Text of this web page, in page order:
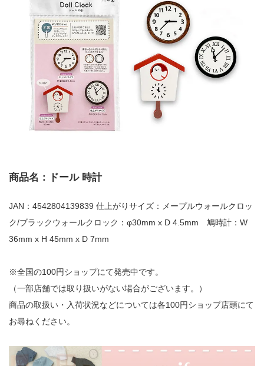
商品名：ドール 時計
JAN：4542804139839 仕上がりサイズ：メープルウォールクロッ
ク/ブラックウォールクロック：φ30mm x D 4.5mm 鳩時計：W
36mm x H 45mm x D 7mm
※全国の100円ショップにて発売中です。
（一部店舗では取り扱いがない場合がございます。）
商品の取扱い・入荷状況などについては各100円ショップ店頭にて
お尋ねください。